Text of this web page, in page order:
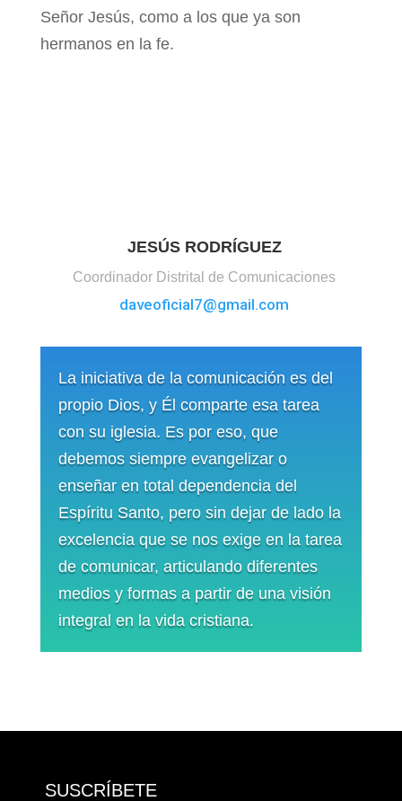
Señor Jesús, como a los que ya son
hermanos en la fe.
JESÚS RODRÍGUEZ
Coordinador Distrital de Comunicaciones
daveoficial7@gmail.com
La iniciativa de la comunicación es del
propio Dios, y Él comparte esa tarea
con su iglesia. Es por eso, que
debemos siempre evangelizar o
enseñar en total dependencia del
Espíritu Santo, pero sin dejar de lado la
excelencia que se nos exige en la tarea
de comunicar, articulando diferentes
medios y formas a partir de una visión
integral en la vida cristiana.
SUSCRÍBETE